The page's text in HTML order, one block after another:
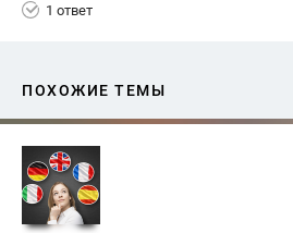
1 ответ
ПОХОЖИЕ ТЕМЫ